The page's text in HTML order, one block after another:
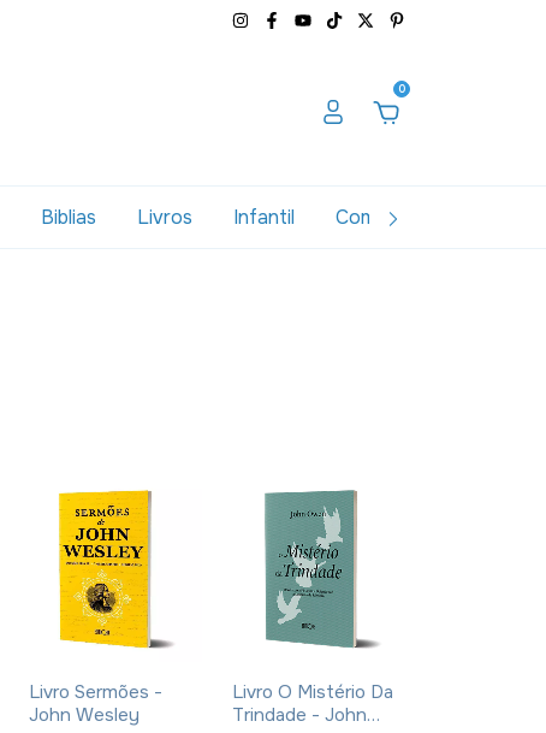
0
Biblias Livros Infantil Combos
Livro Sermões -
John Wesley
Livro O Mistério Da
Trindade - John